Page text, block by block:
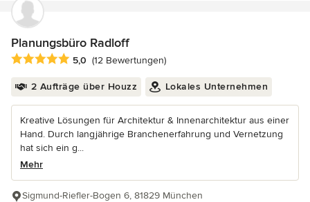
Planungsbüro Radloff
Durchschnittliche Bewertung: 5 von 5 Sternen
5,0 (12 Bewertungen)
2 Aufträge über Houzz Lokales Unternehmen
Kreative Lösungen für Architektur & Innenarchitektur aus einer
Hand. Durch langjährige Branchenerfahrung und Vernetzung
hat sich ein g...
Mehr
Sigmund-Riefler-Bogen 6, 81829 München